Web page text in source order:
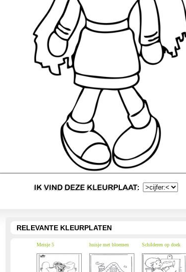
RELEVANTE KLEURPLATEN
Meisje 5 huisje met bloemen Schilderen op doek